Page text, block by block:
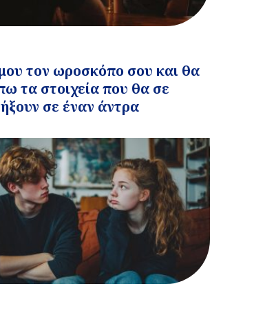
τον ωροσκόπο σου και θα
τα στοιχεία που θα σε
σε έναν άντρα